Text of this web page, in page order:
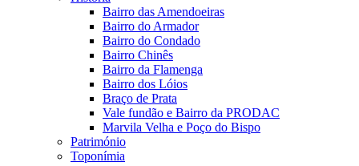
Bairro das Amendoeiras
Bairro do Armador
Bairro do Condado
Bairro Chinês
Bairro da Flamenga
Bairro dos Lóios
Braço de Prata
Vale fundão e Bairro da PRODAC
Marvila Velha e Poço do Bispo
Património
Toponímia